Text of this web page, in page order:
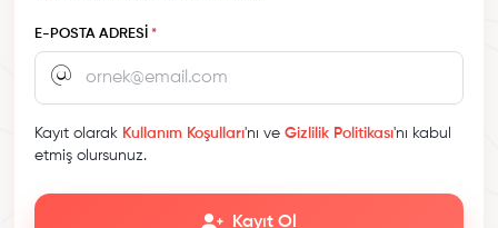
E-POSTA ADRESI *
Kayıt olarak Kullanım Koşulları'nı ve Gizlilik Politikası'nı kabul
etmiş olursunuz.
Kayıt Ol